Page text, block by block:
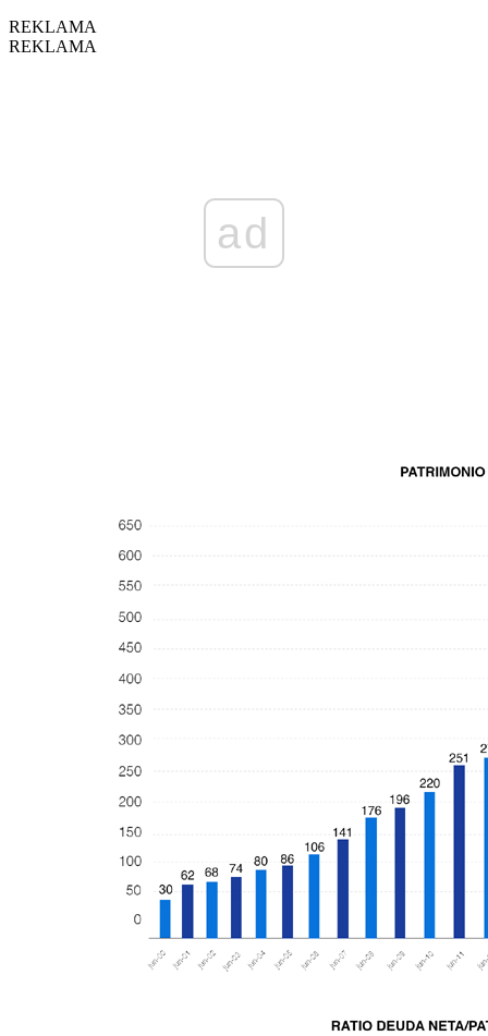
REKLAMA
REKLAMA
ad